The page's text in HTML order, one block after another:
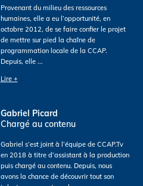
Provenant du milieu des ressources
humaines, elle a eu l’opportunité, en
octobre 2012, de se faire confier le projet
de mettre sur pied la chaîne de
programmation locale de la CCAP.
Depuis, elle ...
Lire +
Gabriel Picard
Chargé au contenu
Gabriel s’est joint à l’équipe de CCAP.Tv
en 2018 à titre d’assistant à la production
puis chargé au contenu. Depuis, nous
avons la chance de découvrir tout son